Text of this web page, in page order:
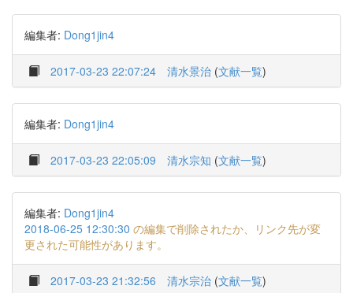
編集者: Dong1jin4
2017-03-23 22:07:24 清水景治 (文献一覧)
編集者: Dong1jin4
2017-03-23 22:05:09 清水宗知 (文献一覧)
編集者: Dong1jin4
2018-06-25 12:30:30 の編集で削除されたか、リンク先が変
更された可能性があります。
2017-03-23 21:32:56 清水宗治 (文献一覧)